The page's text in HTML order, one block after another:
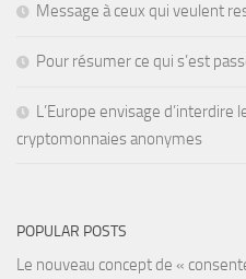
Message à ceux qui veulent
Pour résumer ce qui s’est
L’Europe envisage d’interdire
cryptomonnaies anonymes
POPULAR POSTS
Le nouveau concept de «